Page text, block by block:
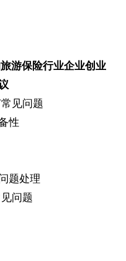
游保险行业企业创业
见问题
性
题处理
问题